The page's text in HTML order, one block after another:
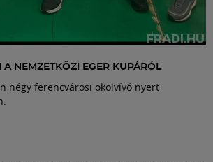
A NEMZETKÖZI EGER KUPÁRÓL
négy ferencvárosi ökölvívó nyert